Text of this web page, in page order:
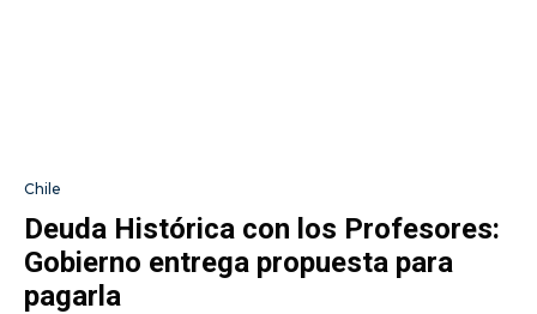
Chile
Deuda Histórica con los Profesores:
Gobierno entrega propuesta para
pagarla